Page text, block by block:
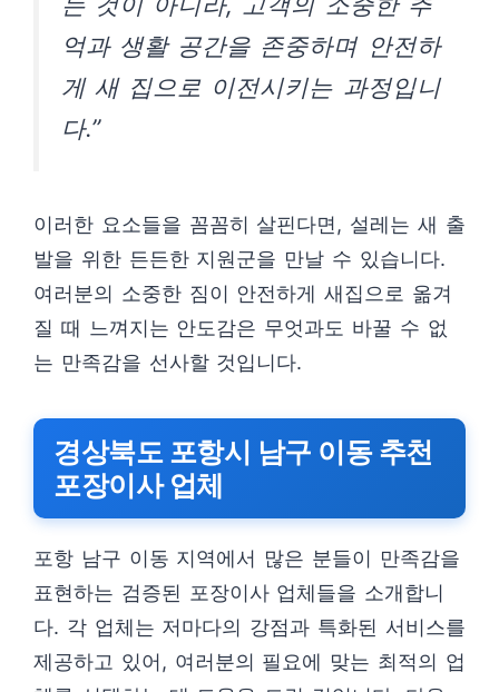
억과 생활 공간을 존중하며 안전하
게 새 집으로 이전시키는 과정입니
다.”
이러한 요소들을 꼼꼼히 살핀다면, 설레는 새 출
발을 위한 든든한 지원군을 만날 수 있습니다.
여러분의 소중한 짐이 안전하게 새집으로 옮겨
질 때 느껴지는 안도감은 무엇과도 바꿀 수 없
는 만족감을 선사할 것입니다.
경상북도 포항시 남구 이동 추천
포장이사 업체
포항 남구 이동 지역에서 많은 분들이 만족감을
표현하는 검증된 포장이사 업체들을 소개합니
다. 각 업체는 저마다의 강점과 특화된 서비스를
제공하고 있어, 여러분의 필요에 맞는 최적의 업